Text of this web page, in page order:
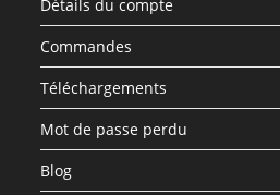
Détails du compte
Commandes
Téléchargements
Mot de passe perdu
Blog